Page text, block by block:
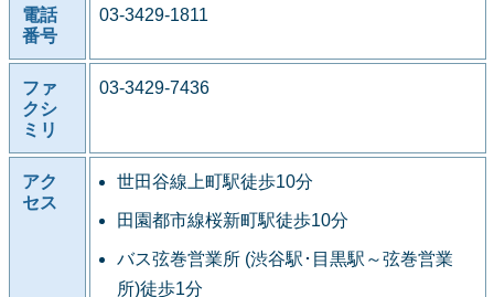
電話
番号
03-3429-1811
ファ
クシ
ミリ
03-3429-7436
アク
セス
世田谷線上町駅徒歩10分
田園都市線桜新町駅徒歩10分
バス弦巻営業所 (渋谷駅･目黒駅～弦巻営業
所)徒歩1分